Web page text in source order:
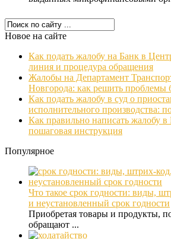
Новое на сайте
Как подать жалобу на Банк в
линия и процедура обращения
Жалобы на Департамент
Новгорода: как решить проблемы
Как подать жалобу в суд о
исполнительного производства:
Как правильно написать жалобу в
пошаговая инструкция
Популярное
Что такое срок годности: виды,
и неустановленный срок годности
Приобретая товары и продукты,
обращают ...